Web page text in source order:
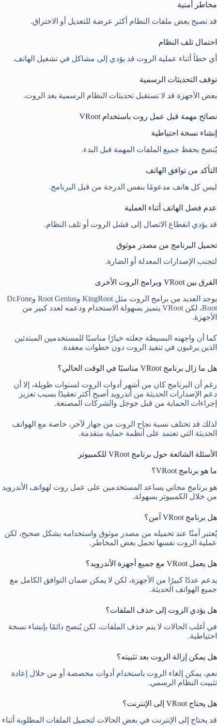
مخاطر أمنية
قد تصبح بعض ملفات النظام أكثر عرضة للتعديل أو الاختراق.
احتمال تلف النظام
أي خطأ أثناء عملية الروت قد يؤدي إلى مشاكل في تشغيل الهاتف.
توقف التحديثات الرسمية
بعض الأجهزة قد لا تستقبل تحديثات النظام الرسمية بعد الروت.
نصائح مهمة قبل عمل روت باستخدام VRoot
إنشاء نسخة احتياطية
يُنصح بحفظ جميع الملفات المهمة قبل البدء.
التأكد من توافق الهاتف
ليس كل هاتف مدعومًا بنفس الدرجة من قبل البرنامج.
عدم فصل الهاتف أثناء العملية
قد يؤدي انقطاع الاتصال إلى فشل الروت أو تلف النظام.
تحميل البرنامج من مصدر موثوق
لتجنب الإصدارات المعدلة أو الضارة.
الفرق بين VRoot وبرامج الروت الأخرى
يوجد العديد من برامج الروت مثل KingRoot وRoot Genius وDr.Fone
Root، لكن VRoot يتميز بسهولة الاستخدام ودعمه لعدد كبير من
الأجهزة.
كما أن واجهته البسيطة جعلته خيارًا مناسبًا للمستخدمين المبتدئين
الذين يرغبون في تنفيذ الروت دون خطوات معقدة.
هل ما زال برنامج VRoot مناسبًا في الوقت الحالي؟
رغم أن البرنامج كان من أشهر أدوات الروت لسنوات طويلة، إلا أن
دعم الإصدارات الحديثة من أندرويد أصبح أكثر تعقيدًا بسبب تعزيز
إجراءات الحماية من قبل جوجل والشركات المصنعة.
لذلك قد تختلف نسبة نجاح الروت من جهاز لآخر، خاصة مع الهواتف
الحديثة التي تعتمد على أنظمة حماية متقدمة.
الأسئلة الشائعة حول برنامج VRoot للكمبيوتر
ما هو برنامج VRoot؟
هو برنامج مجاني يساعد المستخدمين على عمل روت لهواتف الأندرويد
من خلال الكمبيوتر بسهولة.
هل برنامج VRoot آمن؟
يُعتبر آمنًا عند تحميله من مصدر موثوق واستخدامه بشكل صحيح، لكن
عملية الروت نفسها تحمل بعض المخاطر.
هل يعمل VRoot مع جميع أجهزة الأندرويد؟
يدعم عددًا كبيرًا من الأجهزة، لكن لا يمكن ضمان التوافق الكامل مع
جميع الهواتف الحديثة.
هل يؤدي الروت إلى حذف الملفات؟
في أغلب الحالات لا يتم حذف الملفات، لكن يُنصح دائمًا بإنشاء نسخة
احتياطية.
هل يمكن إزالة الروت بعد تثبيته؟
نعم، يمكن إلغاء الروت باستخدام أدوات مخصصة أو من خلال إعادة
تثبيت النظام الرسمي.
هل يحتاج VRoot إلى الإنترنت؟
قد يحتاج إلى الإنترنت في بعض الحالات لتحميل الملفات المطلوبة أثناء